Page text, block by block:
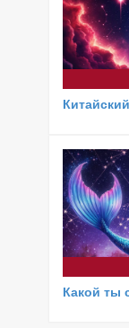
Какой ты